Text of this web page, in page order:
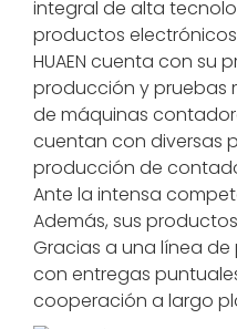
integral de alta
productos
HUAEN cuenta con su
producción y pruebas
de máquinas
cuentan con diversas
producción de
Ante la intensa
Además, sus
Gracias a una línea
con entregas
cooperación a largo